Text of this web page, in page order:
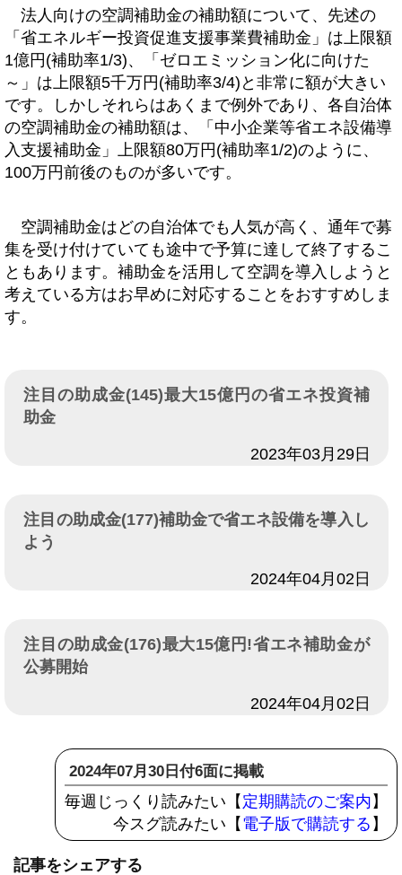
法人向けの空調補助金の補助額について、先述の
「省エネルギー投資促進支援事業費補助金」は上限額
1億円(補助率1/3)、「ゼロエミッション化に向けた
～」は上限額5千万円(補助率3/4)と非常に額が大きい
です。しかしそれらはあくまで例外であり、各自治体
の空調補助金の補助額は、「中小企業等省エネ設備導
入支援補助金」上限額80万円(補助率1/2)のように、
100万円前後のものが多いです。
空調補助金はどの自治体でも人気が高く、通年で募
集を受け付けていても途中で予算に達して終了するこ
ともあります。補助金を活用して空調を導入しようと
考えている方はお早めに対応することをおすすめしま
す。
注目の助成金(145)最大15億円の省エネ投資補
助金
2023年03月29日
注目の助成金(177)補助金で省エネ設備を導入し
よう
2024年04月02日
注目の助成金(176)最大15億円!省エネ補助金が
公募開始
2024年04月02日
2024年07月30日付6面に掲載
毎週じっくり読みたい【 定期購読のご案内 】
今スグ読みたい【 電子版で購読する 】
記事をシェアする